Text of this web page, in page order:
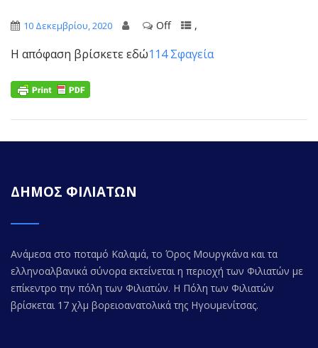
10 Δεκεμβρίου, 2020 Off ,
Η απόφαση βρίσκετε εδώ114 Σφαγεία
ΔΗΜΟΣ ΦΙΛΙΑΤΩΝ
Ανάμεσα στο ποταμό Καλαμά, το Όρος Μουργκάνα και τα
ελληνοαλβανικά σύνορα εκτείνεται η περιοχή των Φιλιατών με
επίκεντρο την πόλη των Φιλιατών. Η Πόλη των Φιλιατών
βρίσκεται 17 χλμ βορειοανατολικά της Ηγουμενίτσας.